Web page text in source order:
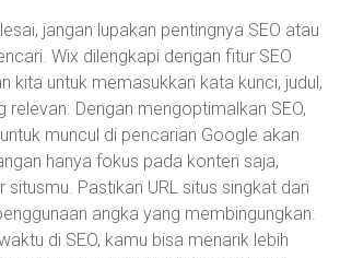
jangan lupakan pentingnya SEO atau
Wix dilengkapi dengan fitur SEO
kita untuk memasukkan kata kunci, judul,
relevan. Dengan mengoptimalkan SEO,
muncul di pencarian Google akan
hanya fokus pada konten saja,
situsmu. Pastikan URL situs singkat dan
angka yang membingungkan.
di SEO, kamu bisa menarik lebih